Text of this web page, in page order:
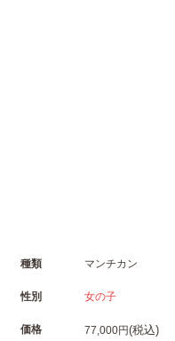
種類 マンチカン
性別 女の子
価格 77,000円(税込)